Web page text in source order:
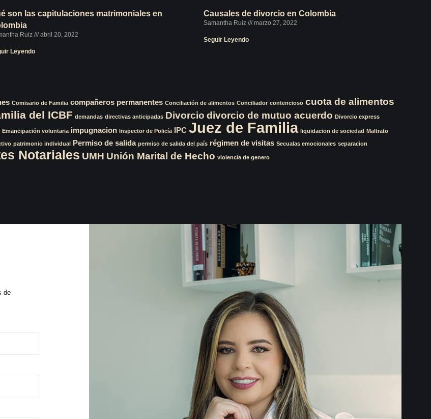
son las capitulaciones matrimoniales en
Ruiz abril 20, 2022
Leyendo
Causales de divorcio en Colombia
Samantha Ruiz marzo 27, 2022
Seguir Leyendo
Comisario de Familia compañeros permanentes Conciliación de alimentos Conciliador contencioso cuota de alimentos
del ICBF demandas directivas anticipadas Divorcio divorcio de mutuo acuerdo Divorcio express
Emancipación voluntaria impugnacion Inspector de Policía IPC Juez de Familia liquidacion de sociedad Maltrato
patrimonio individual Permiso de salida permiso de salida del país régimen de visitas Secualas emocionales separacion
Notariales UMH Unión Marital de Hecho violencia de genero
de